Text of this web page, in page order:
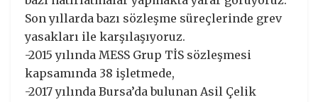
Son yıllarda bazı sözleşme süreçlerinde grev
yasakları ile karşılaşıyoruz.
-2015 yılında MESS Grup TİS sözleşmesi
kapsamında 38 işletmede,
-2017 yılında Bursa’da bulunan Asil Çelik